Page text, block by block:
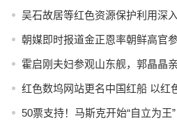
吴石故居等红色资源保护利用深
朝媒即时报道金正恩率朝鲜高官
霍启刚夫妇参观山东舰，郭晶晶
红色数坞网站更名中国红船 以红
50票支持！马斯克开始“自立为王